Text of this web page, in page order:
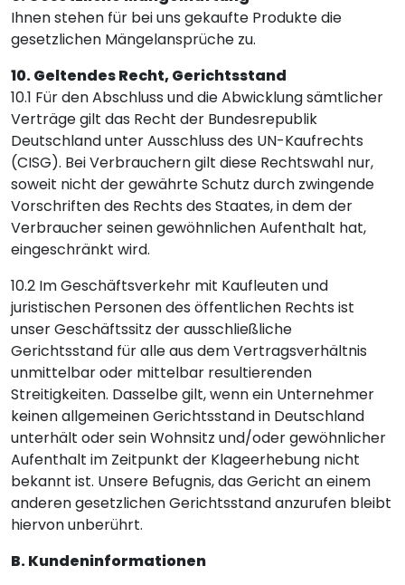
Ihnen stehen für bei uns gekaufte Produkte die
gesetzlichen Mängelansprüche zu.
10. Geltendes Recht, Gerichtsstand
10.1 Für den Abschluss und die Abwicklung sämtlicher
Verträge gilt das Recht der Bundesrepublik
Deutschland unter Ausschluss des UN-Kaufrechts
(CISG). Bei Verbrauchern gilt diese Rechtswahl nur,
soweit nicht der gewährte Schutz durch zwingende
Vorschriften des Rechts des Staates, in dem der
Verbraucher seinen gewöhnlichen Aufenthalt hat,
eingeschränkt wird.
10.2 Im Geschäftsverkehr mit Kaufleuten und
juristischen Personen des öffentlichen Rechts ist
unser Geschäftssitz der ausschließliche
Gerichtsstand für alle aus dem Vertragsverhältnis
unmittelbar oder mittelbar resultierenden
Streitigkeiten. Dasselbe gilt, wenn ein Unternehmer
keinen allgemeinen Gerichtsstand in Deutschland
unterhält oder sein Wohnsitz und/oder gewöhnlicher
Aufenthalt im Zeitpunkt der Klageerhebung nicht
bekannt ist. Unsere Befugnis, das Gericht an einem
anderen gesetzlichen Gerichtsstand anzurufen bleibt
hiervon unberührt.
B. Kundeninformationen